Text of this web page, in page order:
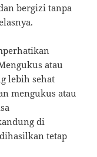
bergizi tanpa
atau
lebih sehat
mengukus atau
di
tetap